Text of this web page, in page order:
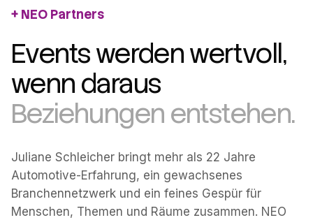
NEO Partners
Events werden wertvoll,
wenn daraus
Beziehungen entstehen.
Juliane Schleicher bringt mehr als 22 Jahre
Automotive-Erfahrung, ein gewachsenes
Branchennetzwerk und ein feines Gespür für
Menschen, Themen und Räume zusammen. NEO